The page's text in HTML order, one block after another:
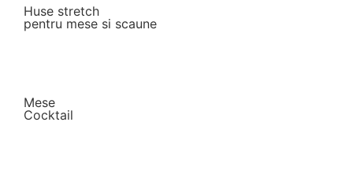
Huse stretch
pentru mese si scaune
Mese
Cocktail